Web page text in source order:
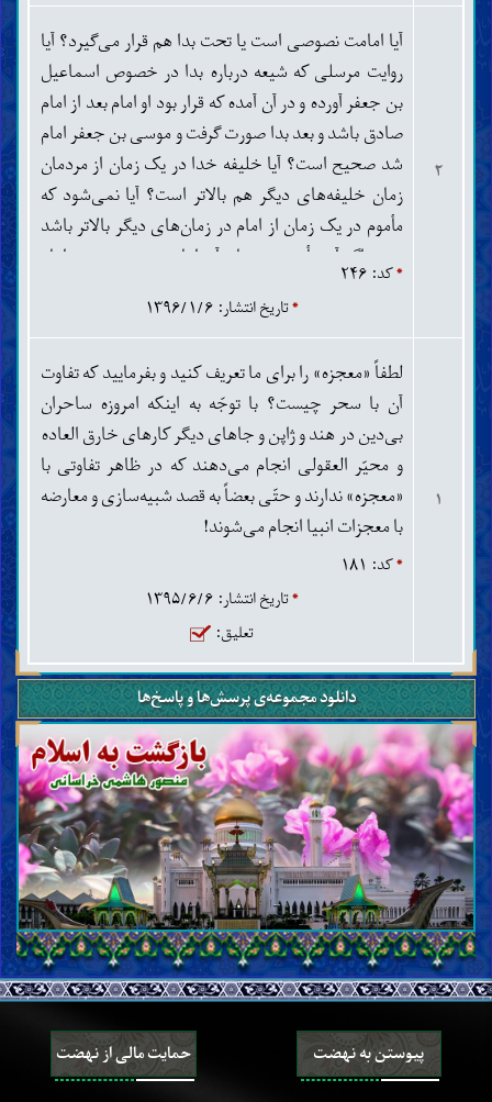
ادب، گذشت و فرو خوردن خشم
رذائل اخلاق
گناهان کبیره
دروغ، غیبت و بهتان
سبّ و لعن ناروا
تکبّر و حسد
بی‌تابی در مصیبت
احکام
اصول و قواعد فقه
طهارات و نجاسات
جنابت، حیض، نفاس، استحاضه و یائسگی
وضو، غسل و تیمّم
نماز
نمازهای واجب یومیّه
نماز جماعت
نماز مسافر
نماز قضاء
نماز جمعه و عیدین
نماز آیات
روزه و اعتکاف
خوردنی‌ها و آشامیدنی‌ها
شکار و ذبح حیوانات
نذر، عهد و سوگند
حج، عمره و زیارت
جهاد، دفاع و هجرت
امر به معروف و نهی از منکر
حدود و تعزیرات
قصاص و دیات
ولایت، قضاوت و شهادت
حَجْر (ممنوعیّت از تصرّفات مالی)
مشاغل و مکاسب حرام
عقود و معاملات
خرید، فروش، اجاره و رهن
مضاربه، مزارعه، مساقات، شرکت و صلح
ضمانت، کفالت و وکالت
۲
آیا امامت نصوصی است یا تحت بدا هم قرار می‌گیرد؟ آیا
روایت مرسلی که شیعه درباره بدا در خصوص اسماعیل
بن جعفر آورده و در آن آمده که قرار بود او امام بعد از امام
صادق باشد و بعد بدا صورت گرفت و موسی بن جعفر امام
شد صحیح است؟ آیا خلیفه خدا در یک زمان از مردمان
زمان خلیفه‌های دیگر هم بالاتر است؟ آیا نمی‌شود که
مأموم در یک زمان از امام در زمان‌های دیگر بالاتر باشد
یعنی اگر آن مأموم در زمان آن امام می‌زیست خود امام
می‌شد؟ آیا امام از لحاظ جسمی هم از همه قوی‌تر است؟
آیا حدیث «سلمان منا اهل البیت» دلالت بر رسیدن
سلمان به عصمت می‌کند؟ آیا می‌شود دیگران هم به
درجه عصمت برسند؟
*کد: ۲۴۶
*تاریخ انتشار: ۱۳۹۶/۱/۶
۱
لطفاً «معجزه» را برای ما تعریف کنید و بفرمایید که تفاوت
آن با سحر چیست؟ با توجّه به اینکه امروزه ساحران
بی‌دین در هند و ژاپن و جاهای دیگر کارهای خارق العاده
و محیّر العقولی انجام می‌دهند که در ظاهر تفاوتی با
«معجزه» ندارند و حتّی بعضاً به قصد شبیه‌سازی و معارضه
با معجزات انبیا انجام می‌شوند!
*کد: ۱۸۱
*تاریخ انتشار: ۱۳۹۵/۶/۶
تعلیق:
دانلود مجموعه‌ی پرسش‌ها و پاسخ‌ها
پیوستن به نهضت حمایت مالی از نهضت